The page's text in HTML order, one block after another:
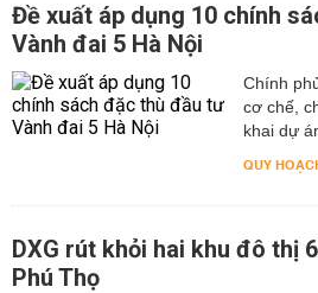
Đề xuất áp dụng 10 chính
Vành đai 5 Hà Nội
Chính
cơ chế,
khai dự
QUY
DXG rút khỏi hai khu đô thị
Phú Thọ